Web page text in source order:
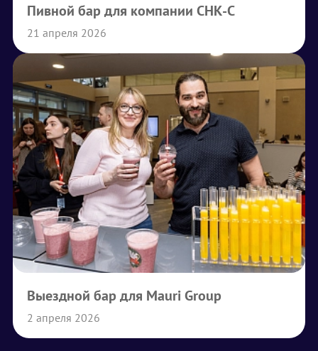
Пивной бар для компании СНК-С
21 апреля 2026
Выездной бар для Mauri Group
2 апреля 2026